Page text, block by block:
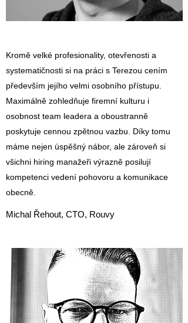
Kromě velké profesionality, otevřenosti a
systematičnosti si na práci s Terezou cením
především jejího velmi osobního přístupu.
Maximálně zohledňuje firemní kulturu i
osobnost team leadera a oboustranně
poskytuje cennou zpětnou vazbu. Díky tomu
máme nejen úspěšný nábor, ale zároveň si
všichni hiring manažeři výrazně posilují
kompetenci vedení pohovoru a komunikace
obecně.
Michal Řehout, CTO, Rouvy